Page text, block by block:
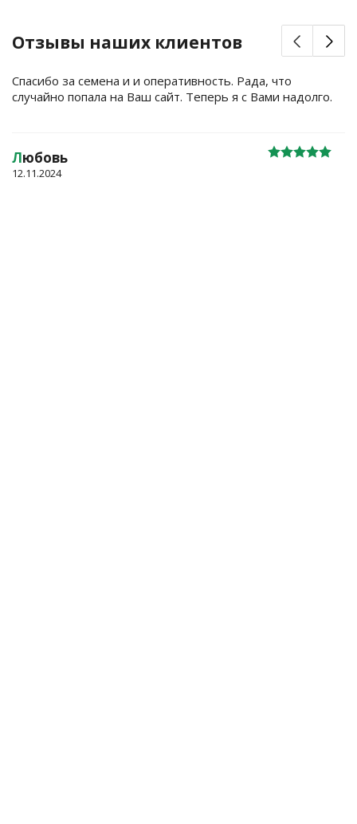
Отзывы наших клиентов
Спасибо за семена и и оперативность. Рада, что
случайно попала на Ваш сайт. Теперь я с Вами надолго.
Любовь
12.11.2024